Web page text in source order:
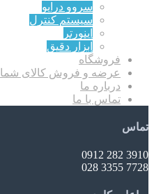
سروو درایو
سیستم کنترل
اینورتر
ابزار دقیق
فروشگاه
عرضه و فروش کالای شما
درباره ما
تماس با ما
تماس
3910 282 0912
7728 3355 028